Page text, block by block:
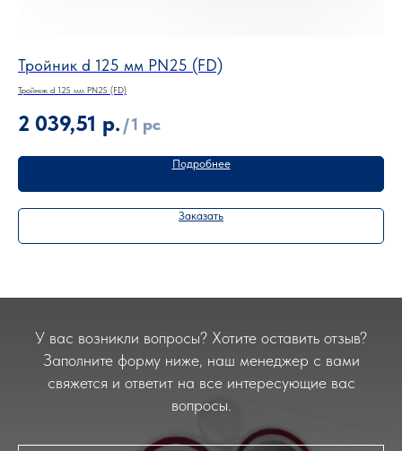
Тройник d 125 мм PN25 (FD)
Тройник d 125 мм PN25 (FD)
2 039,51 р. /1 pc
Подробнее
Заказать
У вас возникли вопросы? Хотите оставить отзыв?
Заполните форму ниже, наш менеджер с вами
свяжется и ответит на все интересующие вас
вопросы.